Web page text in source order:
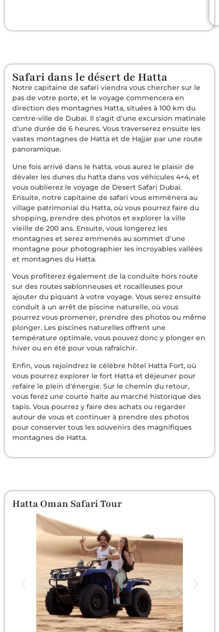
Safari dans le désert de Hatta
Notre capitaine de safari viendra vous chercher sur le
pas de votre porte, et le voyage commencera en
direction des montagnes Hatta, situées à 100 km du
centre-ville de Dubaï. Il s'agit d'une excursion matinale
d'une durée de 6 heures. Vous traverserez ensuite les
vastes montagnes de Hatta et de Hajjar par une route
panoramique.
Une fois arrivé dans le hatta, vous aurez le plaisir de
dévaler les dunes du hatta dans vos véhicules 4×4, et
vous oublierez le voyage de Desert Safari Dubai.
Ensuite, notre capitaine de safari vous emmènera au
village patrimonial du Hatta, où vous pourrez faire du
shopping, prendre des photos et explorer la ville
vieille de 200 ans. Ensuite, vous longerez les
montagnes et serez emmenés au sommet d'une
montagne pour photographier les incroyables vallées
et montagnes du Hatta.
Vous profiterez également de la conduite hors route
sur des routes sablonneuses et rocailleuses pour
ajouter du piquant à votre voyage. Vous serez ensuite
conduit à un arrêt de piscine naturelle, où vous
pourrez vous promener, prendre des photos ou même
plonger. Les piscines naturelles offrent une
température optimale, vous pouvez donc y plonger en
hiver ou en été pour vous rafraîchir.
Enfin, vous rejoindrez le célèbre hôtel Hatta Fort, où
vous pourrez explorer le fort Hatta et déjeuner pour
refaire le plein d'énergie. Sur le chemin du retour,
vous ferez une courte halte au marché historique des
tapis. Vous pourrez y faire des achats ou regarder
autour de vous et continuer à prendre des photos
pour conserver tous les souvenirs des magnifiques
montagnes de Hatta.
Hatta Oman Safari Tour